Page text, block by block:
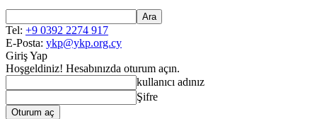
Tel: +9 0392 2274 917
E-Posta: ykp@ykp.org.cy
Giriş Yap
Hoşgeldiniz! Hesabınızda oturum açın.
kullanıcı adınız
Şifre